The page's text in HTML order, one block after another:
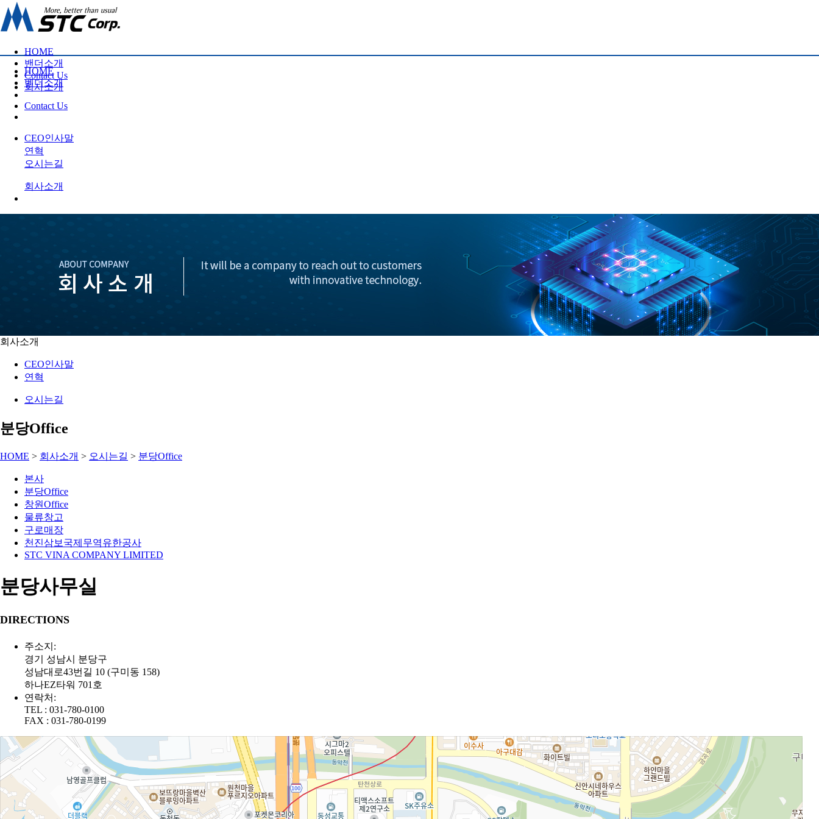
HOME
밴더소개
Contact Us
회사소개
HOME
벤더소개
Contact Us
CEO인사말
연혁
오시는길
회사소개
회사소개
CEO인사말
연혁
오시는길
분당Office
HOME > 회사소개 > 오시는길 > 분당Office
본사
분당Office
창원Office
물류창고
구로매장
천진삼보국제무역유한공사
STC VINA COMPANY LIMITED
분당사무실
DIRECTIONS
주소지:
경기 성남시 분당구
성남대로43번길 10 (구미동 158)
하나EZ타워 701호
연락처:
TEL : 031-780-0100
FAX : 031-780-0199